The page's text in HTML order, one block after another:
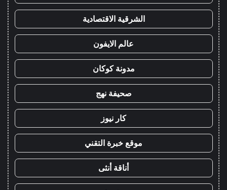
الشرقية الاقتصادية
عالم الايفون
مدونة كوكان
صحيفة نهج
كار نيوز
موقع خبرة التقني
أناقة أنثى